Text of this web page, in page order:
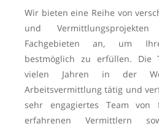
Wir bieten eine Reihe von
und
Fachgebieten an, um
bestmöglich zu erfüllen. Die
vielen Jahren in der
Arbeitsvermittlung tätig und
sehr engagiertes Team von
erfahrenen Vermittlern